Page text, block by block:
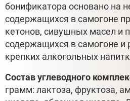
бонификатора основано на
содержащихся в самогоне
кетонов, сивушных масел и
содержащихся в самогоне и
крепких алкогольных
Состав углеводного
грамм: лактоза, фруктоза,